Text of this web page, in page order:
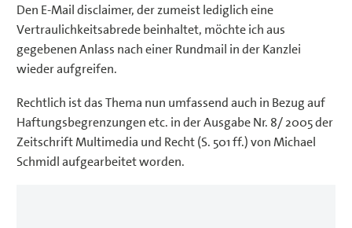
Den E-Mail disclaimer, der zumeist lediglich eine
Vertraulichkeitsabrede beinhaltet, möchte ich aus
gegebenen Anlass nach einer Rundmail in der Kanzlei
wieder aufgreifen.
Rechtlich ist das Thema nun umfassend auch in Bezug auf
Haftungsbegrenzungen etc. in der Ausgabe Nr. 8/ 2005 der
Zeitschrift Multimedia und Recht (S. 501 ff.) von Michael
Schmidl aufgearbeitet worden.